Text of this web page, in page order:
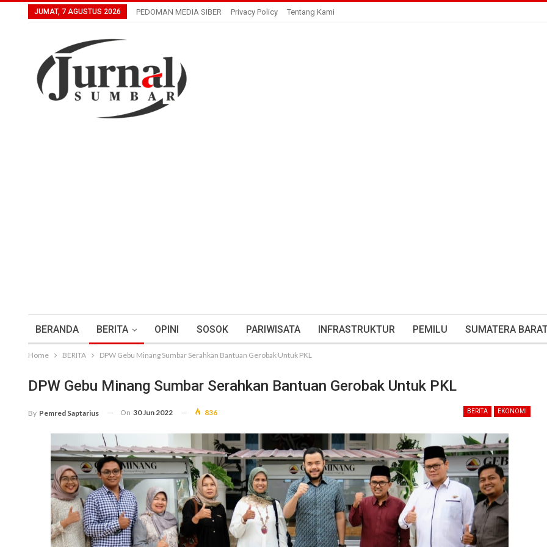
JUMAT, 7 AGUSTUS 2026 PEDOMAN MEDIA SIBER Privacy Policy Tentang Kami
BERANDA BERITA OPINI SOSOK PARIWISATA INFRASTRUKTUR PEMILU SUMATERA
Home BERITA DPW Gebu Minang Sumbar Serahkan Bantuan Gerobak Untuk PKL
DPW Gebu Minang Sumbar Serahkan Bantuan Gerobak Untuk PKL
BERITA EKONOMI
By Pemred Saptarius On 30 Jun 2022 836